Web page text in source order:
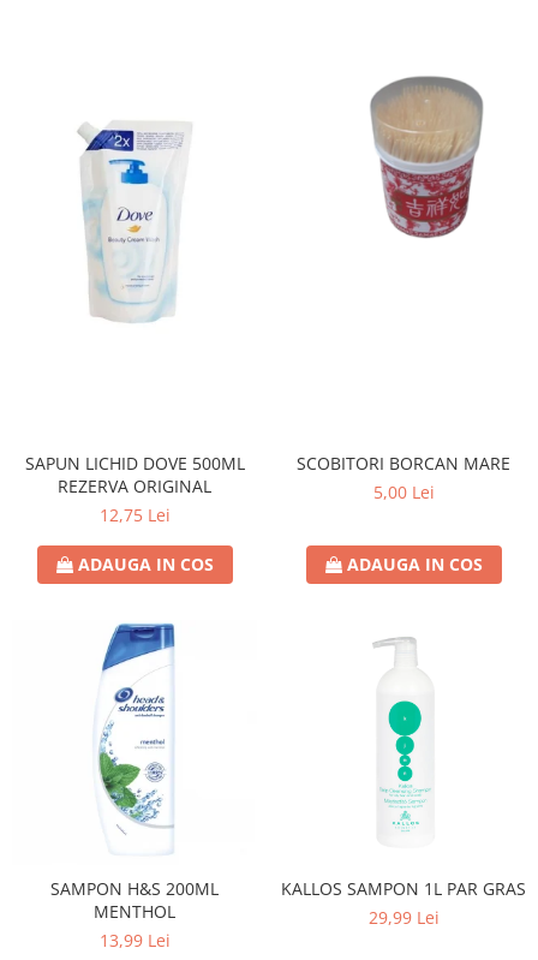
Masca Par
Accesorii Par
Fixativ & Spuma Par
Ingrijire Corp
Igiena Intima
Igiena Orala
Pasta de Dinti
Apa de Gura
Periute de Dinti
Ingrijire Copii & Bebelusi
Scutece Pampers
Servetele Umede
Sampon & Balsam copii
Deodorante
Produse de Ras
After Shave
Crema de Ras
SAPUN LICHID DOVE 500ML
REZERVA ORIGINAL
12,75 Lei
ADAUGA IN COS
SCOBITORI BORCAN MARE
5,00 Lei
ADAUGA IN COS
SAMPON H&S 200ML
MENTHOL
13,99 Lei
KALLOS SAMPON 1L PAR GRAS
29,99 Lei